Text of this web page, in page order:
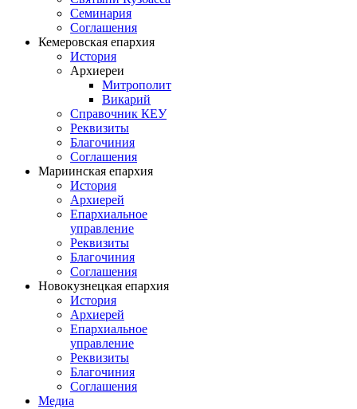
Семинария
Соглашения
Кемеровская епархия
История
Архиереи
Митрополит
Викарий
Справочник КЕУ
Реквизиты
Благочиния
Соглашения
Мариинская епархия
История
Архиерей
Епархиальное
управление
Реквизиты
Благочиния
Соглашения
Новокузнецкая епархия
История
Архиерей
Епархиальное
управление
Реквизиты
Благочиния
Соглашения
Медиа